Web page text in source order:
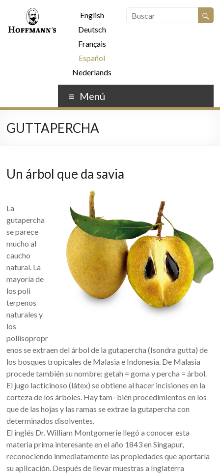
English
Deutsch
Français
Español
Nederlands
Menú
GUTTAPERCHA
Un árbol que da savia
La
gutapercha
se parece
mucho al
caucho
natural. La
mayoría de
los poli
terpenos
naturales y
los
poliisopropr
enos se extraen del árbol de la gutapercha (Isondra gutta) de
los bosques tropicales de Malasia e Indonesia. De Malasia
procede también su nombre: getah = goma y percha = árbol.
El jugo lacticinoso (látex) se obtiene al hacer incisiones en la
corteza de los árboles. Hay tam- bién procedimientos en los
que de las hojas y las ramas se extrae la gutapercha con
determinados disolventes.
El inglés Dr. William Montgomerie llegó a conocer esta
materia prima interesante en el año 1843 en Singapur,
reconociendo inmediatamente las propiedades que aportaría
su aplicación. Después de llevar muestras a Inglaterra